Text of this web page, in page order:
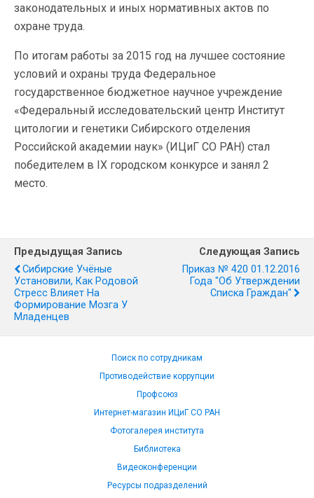
законодательных и иных нормативных актов по
охране труда.
По итогам работы за 2015 год на лучшее состояние
условий и охраны труда Федеральное
государственное бюджетное научное учреждение
«Федеральный исследовательский центр Институт
цитологии и генетики Сибирского отделения
Российской академии наук» (ИЦиГ СО РАН) стал
победителем в IX городском конкурсе и занял 2
место.
Предыдущая Запись
Сибирские Учёные
Установили, Как Родовой
Стресс Влияет На
Формирование Мозга У
Младенцев
Следующая Запись
Приказ № 420 01.12.2016
Года "Об Утверждении
Списка Граждан"
Поиск по сотрудникам
Противодействие коррупции
Профсоюз
Интернет-магазин ИЦиГ СО РАН
Фотогалерея института
Библиотека
Видеоконференции
Ресурсы подразделений